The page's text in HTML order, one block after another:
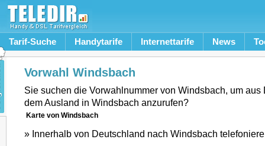
Tarif-Suche Handytarife Internettarife News
Vorwahl Windsbach
Sie suchen die Vorwahlnummer von Windsbach, um aus
dem Ausland in Windsbach anzurufen?
Karte von Windsbach
» Innerhalb von Deutschland nach Windsbach